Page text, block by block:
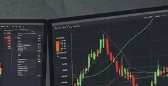
ング
ング業者の選び方｜手